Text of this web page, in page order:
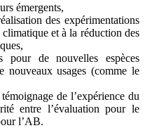
émergents,
des expérimentations
et à la réduction des
pour de nouvelles espèces
usages (comme le
de l’expérience du
entre l’évaluation pour le
l’AB.